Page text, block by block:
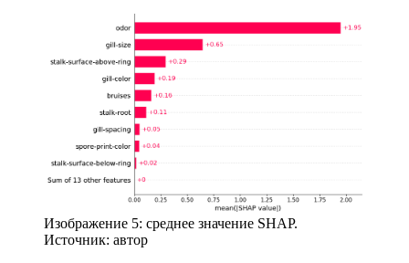
Изображение 5: среднее значение SHAP.
Источник: автор